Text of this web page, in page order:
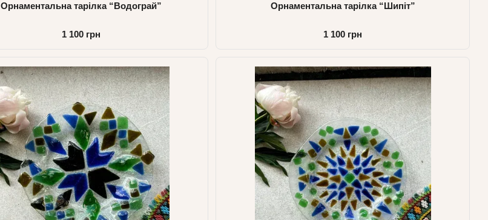
Орнаментальна тарілка “Водограй”
1 100 грн
Орнаментальна тарілка “Шипіт”
1 100 грн